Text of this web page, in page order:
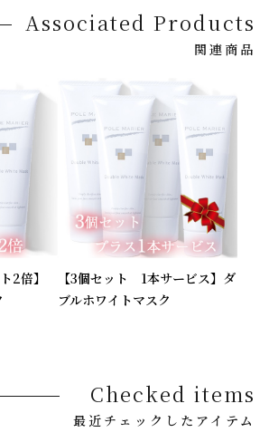
Associated Products
関連商品
2倍】
【3個セット 1本サービス】ダ
ブルホワイトマスク
Checked items
最近チェックしたアイテム